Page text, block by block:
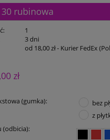
rubinowa
1
3 dni
od 18,00 zł- Kurier FedEx
zł
(gumka):
bez
z
(odbicia):